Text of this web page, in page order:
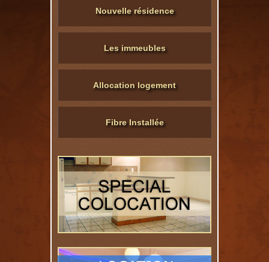
Nouvelle résidence
Les immeubles
Allocation logement
Fibre Installée